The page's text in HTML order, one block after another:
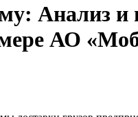
Анализ и
АО